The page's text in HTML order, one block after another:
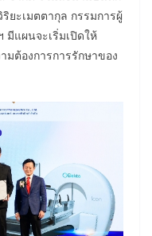
ยะเมตตากุล กรรมการผู้
มีแผนจะเริ่มเปิดให้
มต้องการการรักษาของ